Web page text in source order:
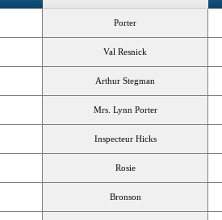
Porter
Val Resnick
Arthur Stegman
Mrs. Lynn Porter
Inspecteur Hicks
Rosie
Bronson